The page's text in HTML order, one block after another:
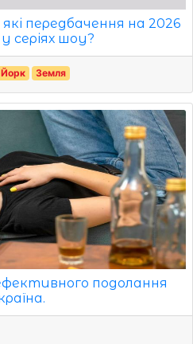
які передбачення на 2026
серіях шоу?
Земля
подолання